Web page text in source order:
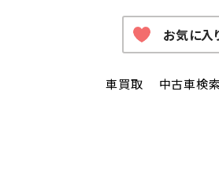
車買取 中古車検索
お気に入